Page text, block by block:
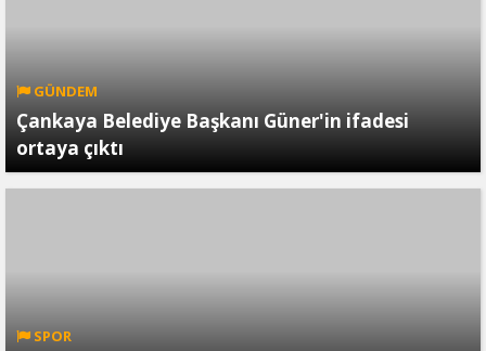
GÜNDEM
Çankaya Belediye Başkanı Güner'in ifadesi
ortaya çıktı
SPOR